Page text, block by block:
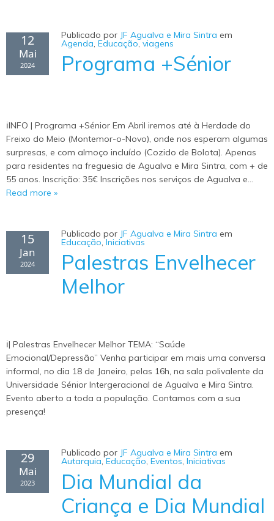
12
Mai
2024
Publicado por JF Agualva e Mira Sintra em
Agenda, Educação,viagens
Programa +Sénior
ℹINFO | Programa +Sénior Em Abril iremos até à Herdade do
Freixo do Meio (Montemor-o-Novo), onde nos esperam algumas
surpresas, e com almoço incluído (Cozido de Bolota). Apenas
para residentes na freguesia de Agualva e Mira Sintra, com + de
55 anos. Inscrição: 35€ Inscrições nos serviços de Agualva e…
Read more »
15
Jan
2024
Publicado por JF Agualva e Mira Sintra em
Educação,Iniciativas
Palestras Envelhecer
Melhor
ℹ| Palestras Envelhecer Melhor TEMA: “Saúde
Emocional/Depressão” Venha participar em mais uma conversa
informal, no dia 18 de Janeiro, pelas 16h, na sala polivalente da
Universidade Sénior Intergeracional de Agualva e Mira Sintra.
Evento aberto a toda a população. Contamos com a sua
presença!
29
Mai
2023
Publicado por JF Agualva e Mira Sintra em
Autarquia, Educação, Eventos, Iniciativas
Dia Mundial da
Criança e Dia Mundial